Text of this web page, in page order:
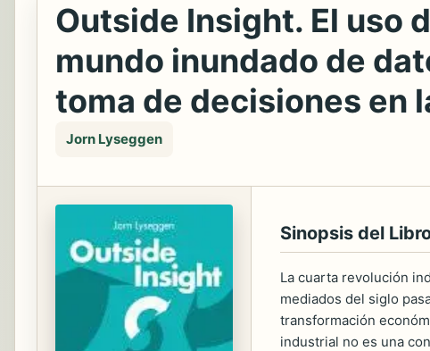
Outside Insight. El uso
mundo inundado de
toma de decisiones en
Jorn Lyseggen
Sinopsis del
La cuarta revolución
mediados del siglo
transformación
industrial no es una